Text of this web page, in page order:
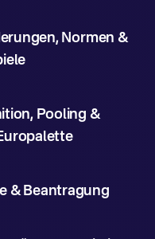
Normen &
Pooling &
& Beantragung